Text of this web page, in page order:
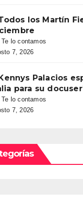
los Martín
Te lo contamos
7, 2026
Palacios
para su
Te lo contamos
7, 2026